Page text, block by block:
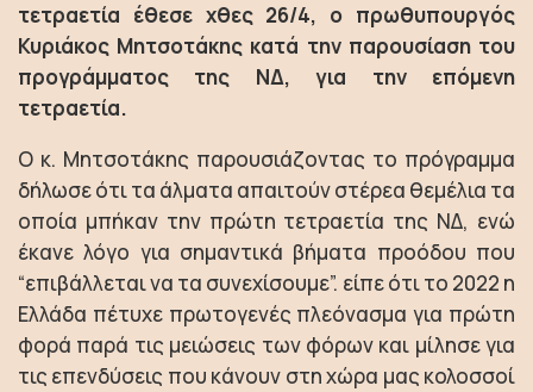
τετραετία έθεσε χθες 26/4, ο πρωθυπουργός
Κυριάκος Μητσοτάκης κατά την παρουσίαση του
προγράμματος της ΝΔ, για την επόμενη
τετραετία.
Ο κ. Μητσοτάκης παρουσιάζοντας το πρόγραμμα
δήλωσε ότι τα άλματα απαιτούν στέρεα θεμέλια τα
οποία μπήκαν την πρώτη τετραετία της ΝΔ, ενώ
έκανε λόγο για σημαντικά βήματα προόδου που
“επιβάλλεται να τα συνεχίσουμε”. είπε ότι το 2022 η
Ελλάδα πέτυχε πρωτογενές πλεόνασμα για πρώτη
φορά παρά τις μειώσεις των φόρων και μίλησε για
τις επενδύσεις που κάνουν στη χώρα μας κολοσσοί